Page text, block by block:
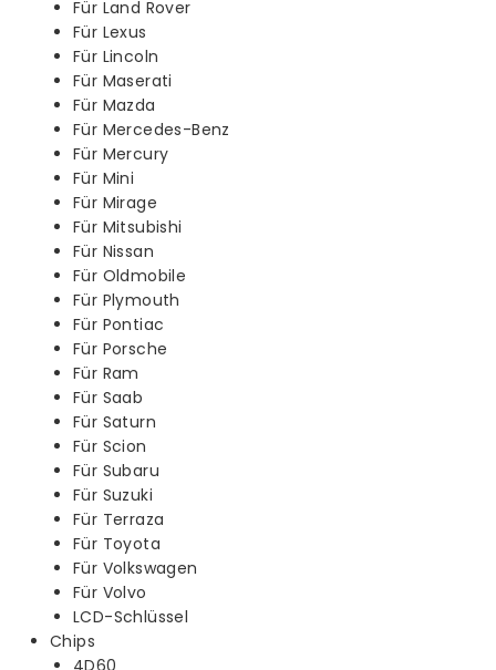
Für Land Rover
Für Lexus
Für Lincoln
Für Maserati
Für Mazda
Für Mercedes-Benz
Für Mercury
Für Mini
Für Mirage
Für Mitsubishi
Für Nissan
Für Oldmobile
Für Plymouth
Für Pontiac
Für Porsche
Für Ram
Für Saab
Für Saturn
Für Scion
Für Subaru
Für Suzuki
Für Terraza
Für Toyota
Für Volkswagen
Für Volvo
LCD-Schlüssel
Chips
4D60